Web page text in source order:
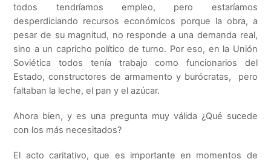
todos tendríamos empleo, pero estaríamos
desperdiciando recursos económicos porque la obra, a
pesar de su magnitud, no responde a una demanda real,
sino a un capricho político de turno. Por eso, en la Unión
Soviética todos tenía trabajo como funcionarios del
Estado, constructores de armamento y burócratas, pero
faltaban la leche, el pan y el azúcar.
Ahora bien, y es una pregunta muy válida ¿Qué sucede
con los más necesitados?
El acto caritativo, que es importante en momentos de